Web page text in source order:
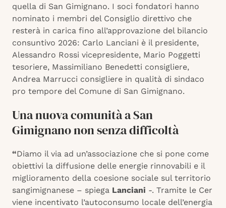
quella di San Gimignano. I soci fondatori hanno
nominato i membri del Consiglio direttivo che
resterà in carica fino all’approvazione del bilancio
consuntivo 2026: Carlo Lanciani è il presidente,
Alessandro Rossi vicepresidente, Mario Poggetti
tesoriere, Massimiliano Benedetti consigliere,
Andrea Marrucci consigliere in qualità di sindaco
pro tempore del Comune di San Gimignano.
Una nuova comunità a San
Gimignano non senza difficoltà
“Diamo il via ad un’associazione che si pone come
obiettivi la diffusione delle energie rinnovabili e il
miglioramento della coesione sociale sul territorio
sangimignanese – spiega Lanciani -. Tramite le Cer
viene incentivato l’autoconsumo locale dell’energia